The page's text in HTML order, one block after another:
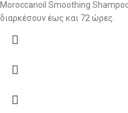
Moroccanoil Smoothing
διαρκέσουν έως και 72 ώρες.